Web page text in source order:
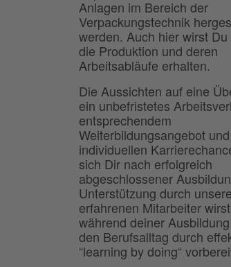
Anlagen im Bereich der
Verpackungstechnik
werden. Auch hier wirst
die Produktion und deren
Arbeitsabläufe erhalten.
Die Aussichten auf eine
ein unbefristetes
entsprechendem
Weiterbildungsangebot und
individuellen
sich Dir nach erfolgreich
abgeschlossener
Unterstützung durch
erfahrenen Mitarbeiter
während deiner
den Berufsalltag durch
“learning by doing“